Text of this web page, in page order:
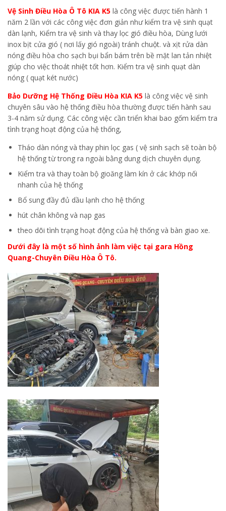
Vệ Sinh Điều Hòa Ô Tô KIA K5 là công việc được tiến hành 1
năm 2 lần với các công việc đơn giản như kiểm tra vệ sinh quạt
dàn lạnh, Kiểm tra vệ sinh và thay lọc gió điều hòa, Dùng lưới
inox bịt cửa gió ( nơi lấy gió ngoài) tránh chuột. và xịt rửa dàn
nóng điều hòa cho sạch bụi bẩn bám trên bề mặt lan tản nhiệt
giúp cho việc thoát nhiệt tốt hơn. Kiểm tra vệ sinh quạt dàn
nóng ( quạt két nước)
Bảo Dưỡng Hệ Thống Điều Hòa KIA K5 là công việc vệ sinh
chuyên sâu vào hệ thống điều hòa thường được tiến hành sau
3-4 năm sử dụng. Các công việc cần triển khai bao gốm kiểm tra
tình trạng hoạt động của hệ thống,
Tháo dàn nóng và thay phin lọc gas ( vệ sinh sạch sẽ toàn bộ
hệ thống từ trong ra ngoài bằng dung dịch chuyên dụng.
Kiểm tra và thay toàn bộ gioăng làm kín ở các khớp nối
nhanh của hệ thống
Bổ sung đầy đủ dầu lạnh cho hệ thống
hút chân không và nạp gas
theo dõi tình trạng hoạt động của hệ thống và bàn giao xe.
Dưới đây là một số hình ảnh làm việc tại gara Hồng
Quang-Chuyên Điều Hòa Ô Tô.